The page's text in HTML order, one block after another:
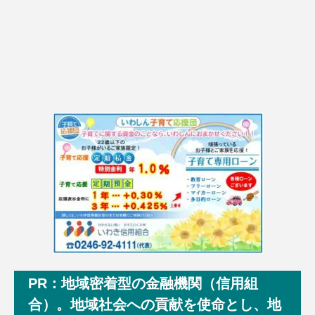
PR：地域密着型の金融機関（信用組
合）。地域社会への貢献を使命とし、地